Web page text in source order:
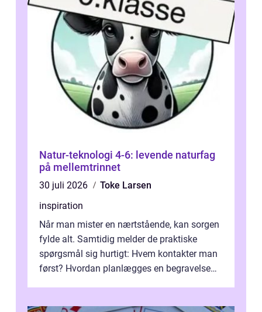
Natur-teknologi 4-6: levende naturfag
på mellemtrinnet
30 juli 2026
Toke Larsen
inspiration
Når man mister en nærtstående, kan sorgen
fylde alt. Samtidig melder de praktiske
spørgsmål sig hurtigt: Hvem kontakter man
først? Hvordan planlægges en begravelse